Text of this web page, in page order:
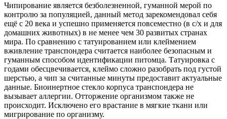
Чипирование является безболезненной, гуманной мерой по
контролю за популяцией, данный метод зарекомендовал себя
ещё с 20 века и успешно применяется повсеместно (в с/х и для
домашних животных) в не менее чем 30 развитых странах
мира. По сравнению с татуированием или клеймением
вживление транспондера считается наиболее безопасным и
гуманным способом идентификации питомца. Татуировка с
годами обесцвечивается, клеймо сложно разобрать под густой
шерстью, а чип за считанные минуты предоставит актуальные
данные. Биоинертное стекло корпуса транспондера не
вызывает аллергии. Отторжение организмом также не
происходит. Исключено его врастание в мягкие ткани или
мигрирование по организму.